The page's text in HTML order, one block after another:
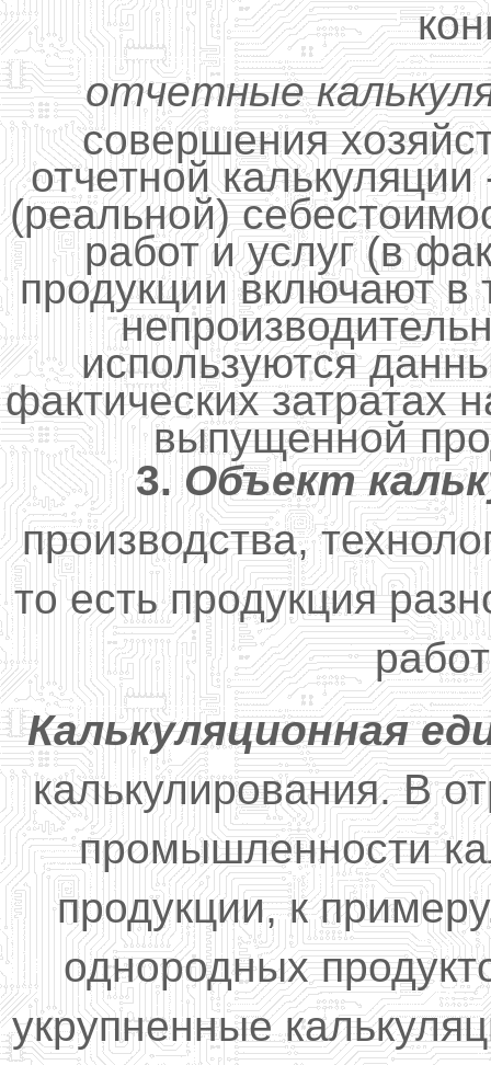
отчетные
совершения
отчетной
(реальной)
работ и услуг (в
продукции включают
используются
фактических затратах
выпущенной
3.Объект
производства,
то есть продукция
Калькуляционная
калькулирования. В
промышленности
продукции, к
однородных
укрупненные